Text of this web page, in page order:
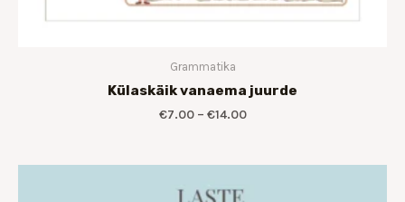
Grammatika
Külaskäik vanaema juurde
€7.00 – €14.00